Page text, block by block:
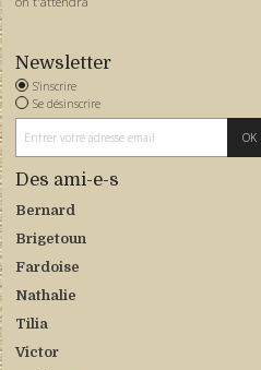
Newsletter
S'inscrire
Se désinscrire
Des ami-e-s
Bernard
Brigetoun
Fardoise
Nathalie
Tilia
Victor